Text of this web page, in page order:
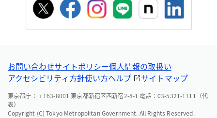
お問い合わせサイトポリシー個人情報の取扱い
アクセシビリティ方針使い方ヘルプ サイトマップ
東京都庁：〒163-8001 東京都新宿区西新宿2-8-1 電話：03-5321-1111（代
表）
Copyright (C) Tokyo Metropolitan Government. All Rights Reserved.